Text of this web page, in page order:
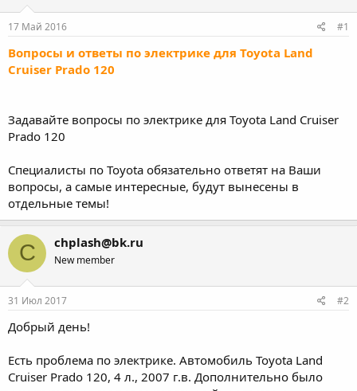
е
м
ы
л
а
17 Май 2016 #1
Вопросы и ответы по электрике для Toyota Land
Cruiser Prado 120
Задавайте вопросы по электрике для Toyota Land Cruiser
Prado 120
Специалисты по Toyota обязательно ответят на Ваши
вопросы, а самые интересные, будут вынесены в
отдельные темы!
C chplash@bk.ru
New member
31 Июл 2017 #2
Добрый день!
Есть проблема по электрике. Автомобиль Toyota Land
Cruiser Prado 120, 4 л., 2007 г.в. Дополнительно было